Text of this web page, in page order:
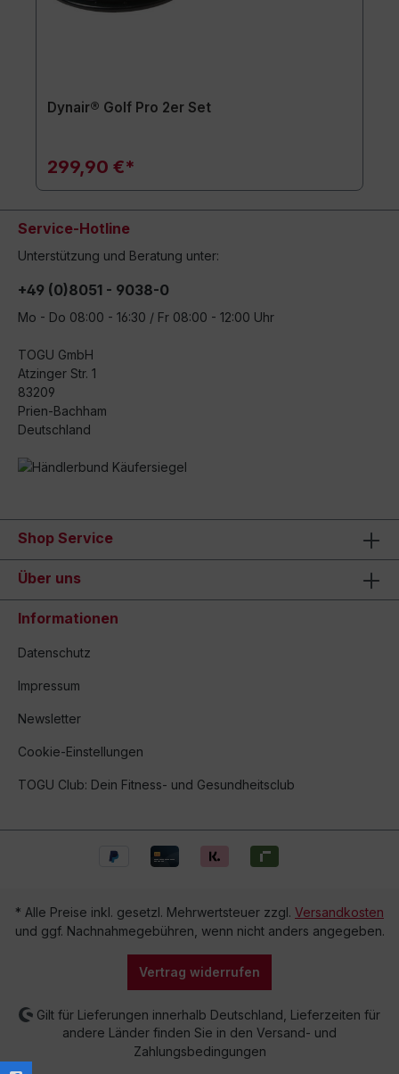
Dynair® Golf Pro 2er Set
299,90 €*
Service-Hotline
Unterstützung und Beratung unter:
+49 (0)8051 - 9038-0
Mo - Do 08:00 - 16:30 / Fr 08:00 - 12:00 Uhr
TOGU GmbH
Atzinger Str. 1
83209
Prien-Bachham
Deutschland
Shop Service
Über uns
Informationen
Datenschutz
Impressum
Newsletter
Cookie-Einstellungen
TOGU Club: Dein Fitness- und Gesundheitsclub
* Alle Preise inkl. gesetzl. Mehrwertsteuer zzgl. Versandkosten
und ggf. Nachnahmegebühren, wenn nicht anders angegeben.
Vertrag widerrufen
Gilt für Lieferungen innerhalb Deutschland, Lieferzeiten für
andere Länder finden Sie in den Versand- und
Zahlungsbedingungen